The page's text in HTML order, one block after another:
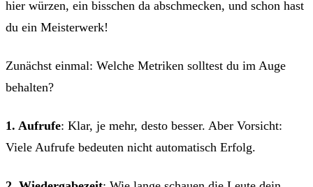
hier würzen, ein bisschen da abschmecken, und schon hast
du ein Meisterwerk!
Zunächst einmal: Welche Metriken solltest du im Auge
behalten?
1. Aufrufe: Klar, je mehr, desto besser. Aber Vorsicht:
Viele Aufrufe bedeuten nicht automatisch Erfolg.